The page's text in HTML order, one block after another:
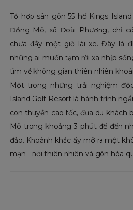
Tổ hợp sân gôn 55 hố Kings
Đồng Mô, xã Đoài Phương, chỉ
chưa đầy một giờ lái xe. Đây là
những ai muốn tạm rời xa nhịp
tìm về không gian thiên nhiên
Một trong những trải nghiệm
Island Golf Resort là hành trình
con thuyền cao tốc, đưa du khách
Mô trong khoảng 3 phút để đến
đảo. Khoảnh khắc ấy mở ra một
mạn - nơi thiên nhiên và gôn hòa